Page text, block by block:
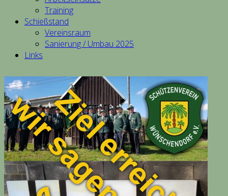
Training
Schießstand
Vereinsraum
Sanierung / Umbau 2025
Links